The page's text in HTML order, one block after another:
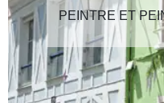
PEINTRE ET